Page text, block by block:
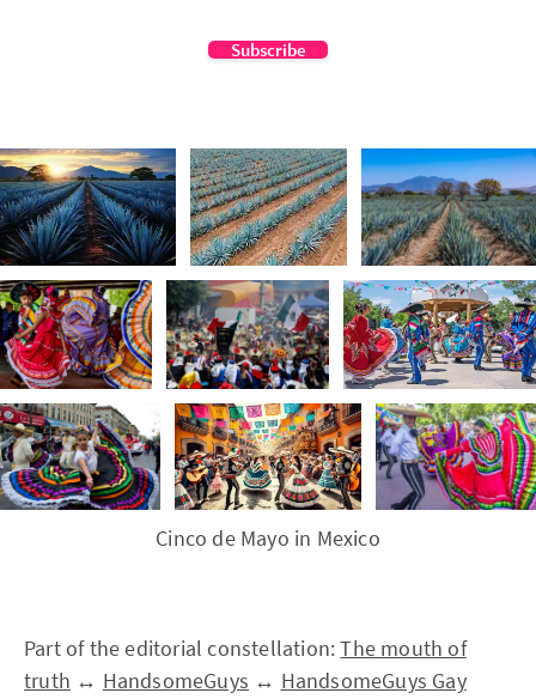
Subscribe
Cinco de Mayo in Mexico
Part of the editorial constellation:The mouth of
truth ↔ HandsomeGuys ↔ HandsomeGuys Gay